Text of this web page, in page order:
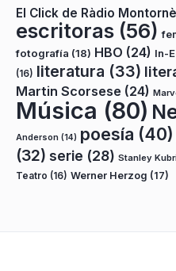
El Click de Ràdio
escritoras (56)
fotografía (18) HBO (24) In-
(16) literatura (33)
Martin Scorsese (24)
Música (80)
Anderson (14) poesía (40)
(32) serie (28) Stanley
Teatro (16) Werner Herzog (17)